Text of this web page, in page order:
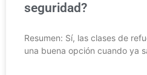
seguridad?
Resumen: Sí, las clases de
una buena opción cuando ya